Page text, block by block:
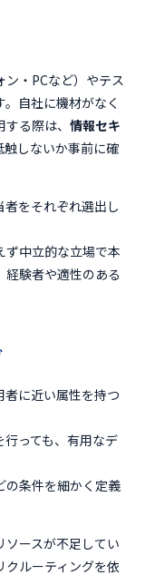
・PCなど）やテス
自社に機材がなく
る際は、 情報セキ
触しないか事前に確
をそれぞれ選出し
ず中立的な立場で本
験者や適性のある
に近い属性を持つ
っても、有用なデ
の条件を細かく定義
ースが不足してい
ルーティングを依